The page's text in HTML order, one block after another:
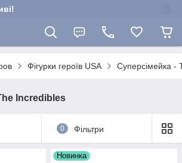
Фігурки героїв USA Суперсімейка -
Incredibles
0 Фільтри
Новинка